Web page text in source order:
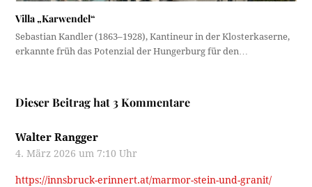
Villa „Karwendel“
Sebastian Kandler (1863–1928), Kantineur in der Klosterkaserne,
erkannte früh das Potenzial der Hungerburg für den…
Dieser Beitrag hat 3 Kommentare
Walter Rangger
4. März 2026 um 7:10 Uhr
https://innsbruck-erinnert.at/marmor-stein-und-granit/